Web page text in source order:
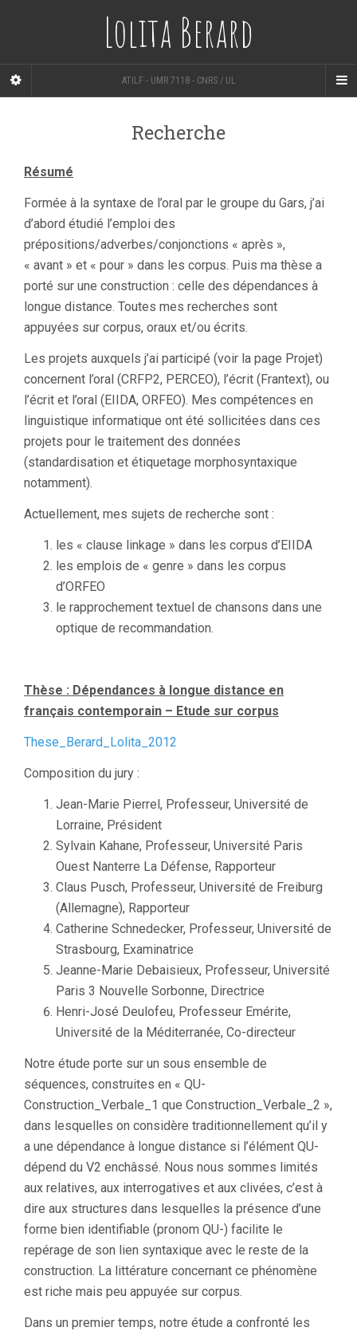
Lolita Berard
ATILF - UMR 7118 - CNRS / UL
Recherche
Résumé
Formée à la syntaxe de l’oral par le groupe du Gars, j’ai
d’abord étudié l’emploi des
prépositions/adverbes/conjonctions « après »,
« avant » et « pour » dans les corpus. Puis ma thèse a
porté sur une construction : celle des dépendances à
longue distance. Toutes mes recherches sont
appuyées sur corpus, oraux et/ou écrits.
Les projets auxquels j’ai participé (voir la page Projet)
concernent l’oral (CRFP2, PERCEO), l’écrit (Frantext), ou
l’écrit et l’oral (EIIDA, ORFEO). Mes compétences en
linguistique informatique ont été sollicitées dans ces
projets pour le traitement des données
(standardisation et étiquetage morphosyntaxique
notamment).
Actuellement, mes sujets de recherche sont :
les « clause linkage » dans les corpus d’EIIDA
les emplois de « genre » dans les corpus
d’ORFEO
le rapprochement textuel de chansons dans une
optique de recommandation.
Thèse : Dépendances à longue distance en
français contemporain – Etude sur corpus
These_Berard_Lolita_2012
Composition du jury :
Jean-Marie Pierrel, Professeur, Université de
Lorraine, Président
Sylvain Kahane, Professeur, Université Paris
Ouest Nanterre La Défense, Rapporteur
Claus Pusch, Professeur, Université de Freiburg
(Allemagne), Rapporteur
Catherine Schnedecker, Professeur, Université de
Strasbourg, Examinatrice
Jeanne-Marie Debaisieux, Professeur, Université
Paris 3 Nouvelle Sorbonne, Directrice
Henri-José Deulofeu, Professeur Emérite,
Université de la Méditerranée, Co-directeur
Notre étude porte sur un sous ensemble de
séquences, construites en « QU-
Construction_Verbale_1 que Construction_Verbale_2 »,
dans lesquelles on considère traditionnellement qu’il y
a une dépendance à longue distance si l’élément QU-
dépend du V2 enchâssé. Nous nous sommes limités
aux relatives, aux interrogatives et aux clivées, c’est à
dire aux structures dans lesquelles la présence d’une
forme bien identifiable (pronom QU-) facilite le
repérage de son lien syntaxique avec le reste de la
construction. La littérature concernant ce phénomène
est riche mais peu appuyée sur corpus.
Dans un premier temps, notre étude a confronté les